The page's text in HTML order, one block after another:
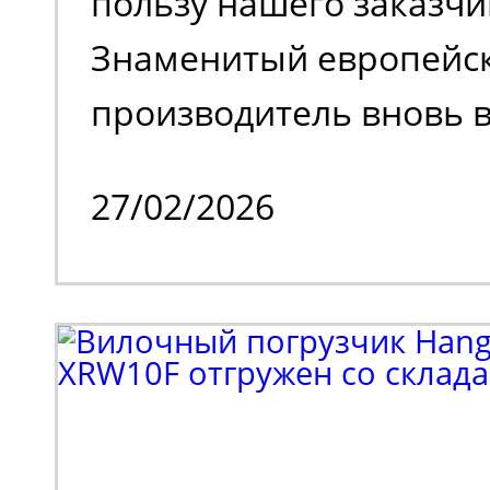
Знаменитый
производитель вновь
временного затишья.
Клиенту
парк спецтехники. В
входил поиск
27/02/2026